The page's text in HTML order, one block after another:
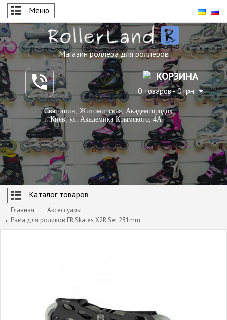
Меню
Магазин роллера для роллеров
КОРЗИНА
0 товаров - 0 грн.
Святошин, Житомирская, Академгородок
г. Киев, ул. Академика Крымского, 4А
Каталог товаров
Главная
Аксессуары
Рама для роликов FR Skates X2R Set 231mm